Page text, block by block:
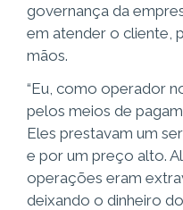
governança da
em atender o cliente,
mãos.
“Eu, como operador
pelos meios de
Eles prestavam um
e por um preço alto.
operações eram
deixando o dinheiro